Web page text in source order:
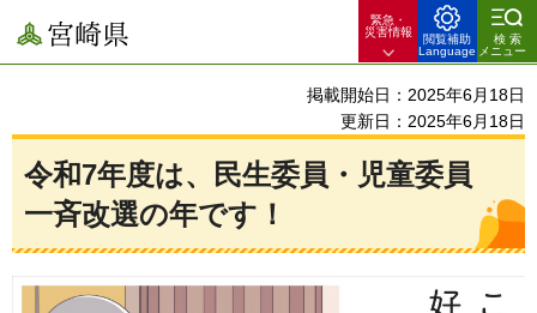
宮崎県
緊急・
災害情報
閲覧補助
Language
検索
メニュー
掲載開始日：2025年6月18日
更新日：2025年6月18日
令和7年度は、民生委員・児童委員
一斉改選の年です！